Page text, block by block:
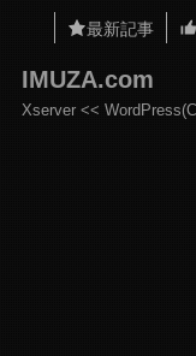
最新記事
IMUZA.com
Xserver <<